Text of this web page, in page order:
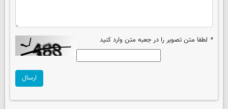
* لطفا متن تصویر را در جعبه متن وارد کنید
ارسال